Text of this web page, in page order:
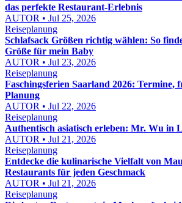
das perfekte Restaurant-Erlebnis
AUTOR • Jul 25, 2026
Reiseplanung
Schlafsack Größen richtig wählen: So
Größe für mein Baby
AUTOR • Jul 23, 2026
Reiseplanung
Faschingsferien Saarland 2026: Termine,
Planung
AUTOR • Jul 22, 2026
Reiseplanung
Authentisch asiatisch erleben: Mr. Wu in
AUTOR • Jul 21, 2026
Reiseplanung
Entdecke die kulinarische Vielfalt von
Restaurants für jeden Geschmack
AUTOR • Jul 21, 2026
Reiseplanung